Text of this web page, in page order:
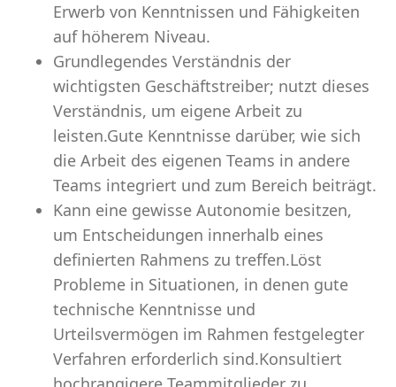
Erwerb von Kenntnissen und Fähigkeiten
auf höherem Niveau.
Grundlegendes Verständnis der
wichtigsten Geschäftstreiber; nutzt dieses
Verständnis, um eigene Arbeit zu
leisten.Gute Kenntnisse darüber, wie sich
die Arbeit des eigenen Teams in andere
Teams integriert und zum Bereich beiträgt.
Kann eine gewisse Autonomie besitzen,
um Entscheidungen innerhalb eines
definierten Rahmens zu treffen.Löst
Probleme in Situationen, in denen gute
technische Kenntnisse und
Urteilsvermögen im Rahmen festgelegter
Verfahren erforderlich sind.Konsultiert